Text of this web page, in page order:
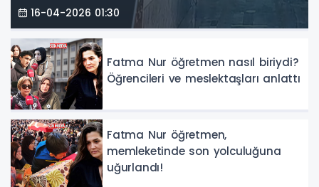
16-04-2026 01:30
Fatma Nur öğretmen nasıl biriydi?
Öğrencileri ve meslektaşları anlattı
Fatma Nur öğretmen,
memleketinde son yolculuğuna
uğurlandı!